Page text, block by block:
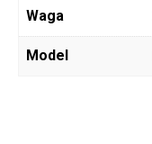
Waga
Model